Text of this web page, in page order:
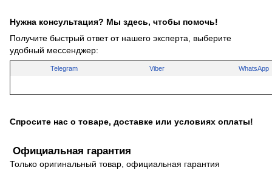
Нужна консультация? Мы здесь, чтобы помочь!
Получите быстрый ответ от нашего эксперта, выберите
удобный мессенджер:
Telegram Viber WhatsApp
Спросите нас о товаре, доставке или условиях оплаты!
Официальная гарантия
Только оригинальный товар, официальная гарантия